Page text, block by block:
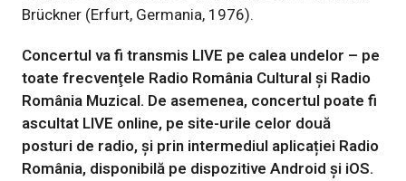
Brückner (Erfurt, Germania, 1976).
Concertul va fi transmis LIVE pe calea undelor – pe
toate frecvenţele Radio România Cultural şi Radio
România Muzical. De asemenea, concertul poate fi
ascultat LIVE online, pe site-urile celor două
posturi de radio, și prin intermediul aplicației Radio
România, disponibilă pe dispozitive Android și iOS.